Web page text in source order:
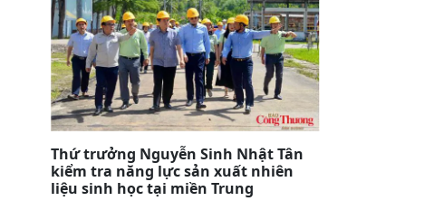
Thứ trưởng Nguyễn Sinh Nhật Tân
kiểm tra năng lực sản xuất nhiên
liệu sinh học tại miền Trung